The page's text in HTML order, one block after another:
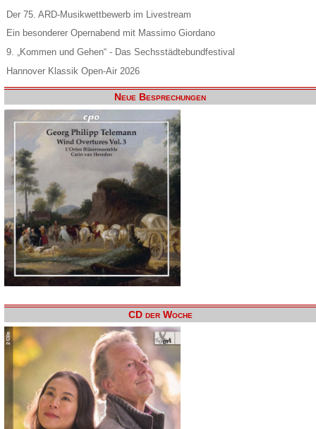
Der 75. ARD-Musikwettbewerb im Livestream
Ein besonderer Opernabend mit Massimo Giordano
9. „Kommen und Gehen“ - Das Sechsstädtebundfestival
Hannover Klassik Open-Air 2026
Neue Besprechungen
CD der Woche